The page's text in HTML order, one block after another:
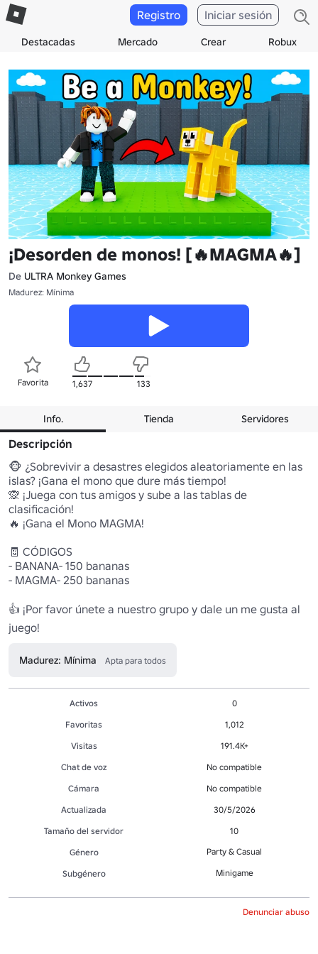
Destacadas Mercado Crear Robux
Registro Iniciar sesión
¡Desorden de monos! [🔥MAGMA🔥]
De ULTRA Monkey Games
Madurez: Mínima
Favorita 1,637 133
Info. Tienda Servidores
Descripción
🐵 ¿Sobrevivir a desastres elegidos aleatoriamente en las
islas? ¡Gana el mono que dure más tiempo!
🙊 ¡Juega con tus amigos y sube a las tablas de
clasificación!
🔥 ¡Gana el Mono MAGMA!
🧾 CÓDIGOS
- BANANA- 150 bananas
- MAGMA- 250 bananas
👍 ¡Por favor únete a nuestro grupo y dale un me gusta al
juego!
Madurez: Mínima Apta para todos
Activos
0
Favoritas
1,012
Visitas
191.4K+
Chat de voz
No compatible
Cámara
No compatible
Actualizada
30/5/2026
Tamaño del servidor
10
Género
Party & Casual
Subgénero Minigame
Denunciar abuso